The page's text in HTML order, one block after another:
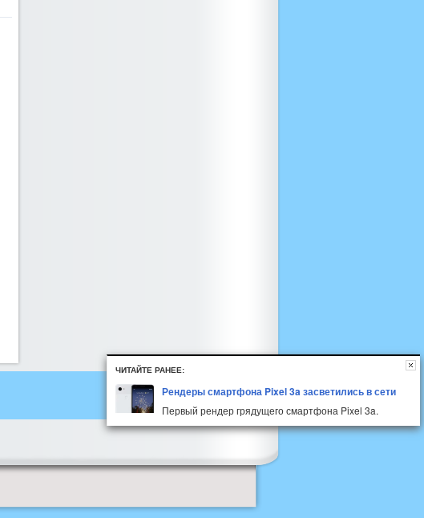
ЧИТАЙТЕ РАНЕЕ:
Рендеры смартфона Pixel 3a засветились в сети
Первый рендер грядущего смартфона Pixel 3a.